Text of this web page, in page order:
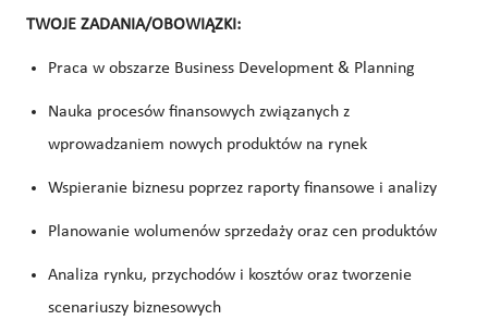
TWOJE ZADANIA/OBOWIĄZKI:
Praca w obszarze Business Development & Planning
Nauka procesów finansowych związanych z
wprowadzaniem nowych produktów na rynek
Wspieranie biznesu poprzez raporty finansowe i analizy
Planowanie wolumenów sprzedaży oraz cen produktów
Analiza rynku, przychodów i kosztów oraz tworzenie
scenariuszy biznesowych